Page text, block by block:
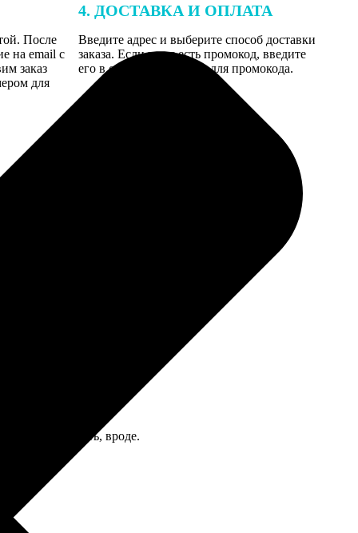
После
на email с
заказ
для
4. ДОСТАВКА И ОПЛАТА
Введите адрес и выберите способ доставки
заказа. Если у вас есть промокод, введите
его в специальное поле для промокода.
криво шаблон составил.
и должно быть, вроде.